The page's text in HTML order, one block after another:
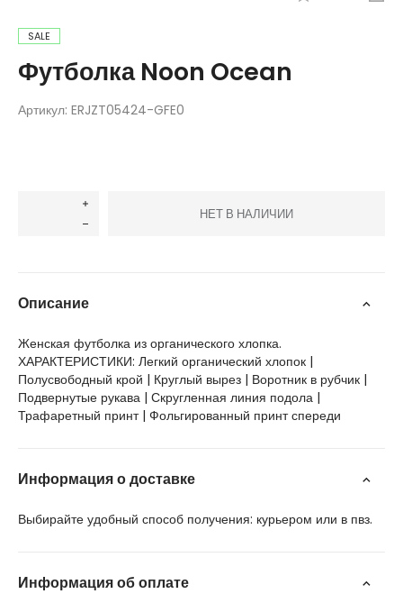
SALE
Футболка Noon Ocean
Артикул: ERJZT05424-GFE0
НЕТ В НАЛИЧИИ
Описание
Женская футболка из органического хлопка.
ХАРАКТЕРИСТИКИ: Легкий органический хлопок |
Полусвободный крой | Круглый вырез | Воротник в рубчик |
Подвернутые рукава | Скругленная линия подола |
Трафаретный принт | Фольгированный принт спереди
Информация о доставке
Выбирайте удобный способ получения: курьером или в пвз.
Информация об оплате